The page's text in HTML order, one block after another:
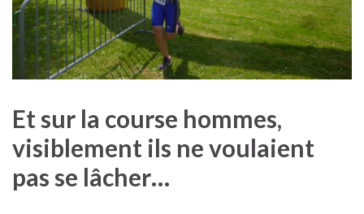
Et sur la course hommes,
visiblement ils ne voulaient
pas se lâcher…